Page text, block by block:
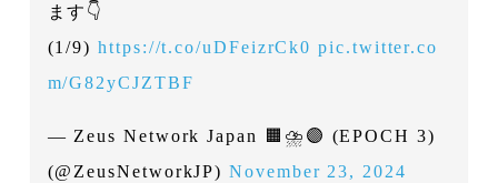
ます👇
(1/9)https://t.co/uDFeizrCk0 pic.twitter.co
m/G82yCJZTBF
— Zeus Network Japan 🟧⛈️🟣 (EPOCH 3)
(@ZeusNetworkJP)November 23, 2024